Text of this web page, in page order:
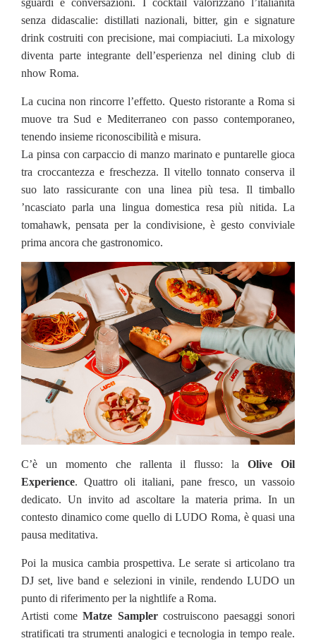
sguardi e conversazioni. I cocktail valorizzano l’italianità
senza didascalie: distillati nazionali, bitter, gin e signature
drink costruiti con precisione, mai compiaciuti. La mixology
diventa parte integrante dell’esperienza nel dining club di
nhow Roma.
La cucina non rincorre l’effetto. Questo ristorante a Roma si
muove tra Sud e Mediterraneo con passo contemporaneo,
tenendo insieme riconoscibilità e misura.
La pinsa con carpaccio di manzo marinato e puntarelle gioca
tra croccantezza e freschezza. Il vitello tonnato conserva il
suo lato rassicurante con una linea più tesa. Il timballo
’ncasciato parla una lingua domestica resa più nitida. La
tomahawk, pensata per la condivisione, è gesto conviviale
prima ancora che gastronomico.
C’è un momento che rallenta il flusso: laOlive Oil
Experience. Quattro oli italiani, pane fresco, un vassoio
dedicato. Un invito ad ascoltare la materia prima. In un
contesto dinamico come quello di LUDO Roma, è quasi una
pausa meditativa.
Poi la musica cambia prospettiva. Le serate si articolano tra
DJ set, live band e selezioni in vinile, rendendo LUDO un
punto di riferimento per la nightlife a Roma.
Artisti comeMatze Samplercostruiscono paesaggi sonori
stratificati tra strumenti analogici e tecnologia in tempo reale.